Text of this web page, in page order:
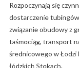
Rozpoczynają się
dostarczenie
związanie obudowy z
taśmociąg, transport
średnicowego w Łodzi
łódzkich Stokach.